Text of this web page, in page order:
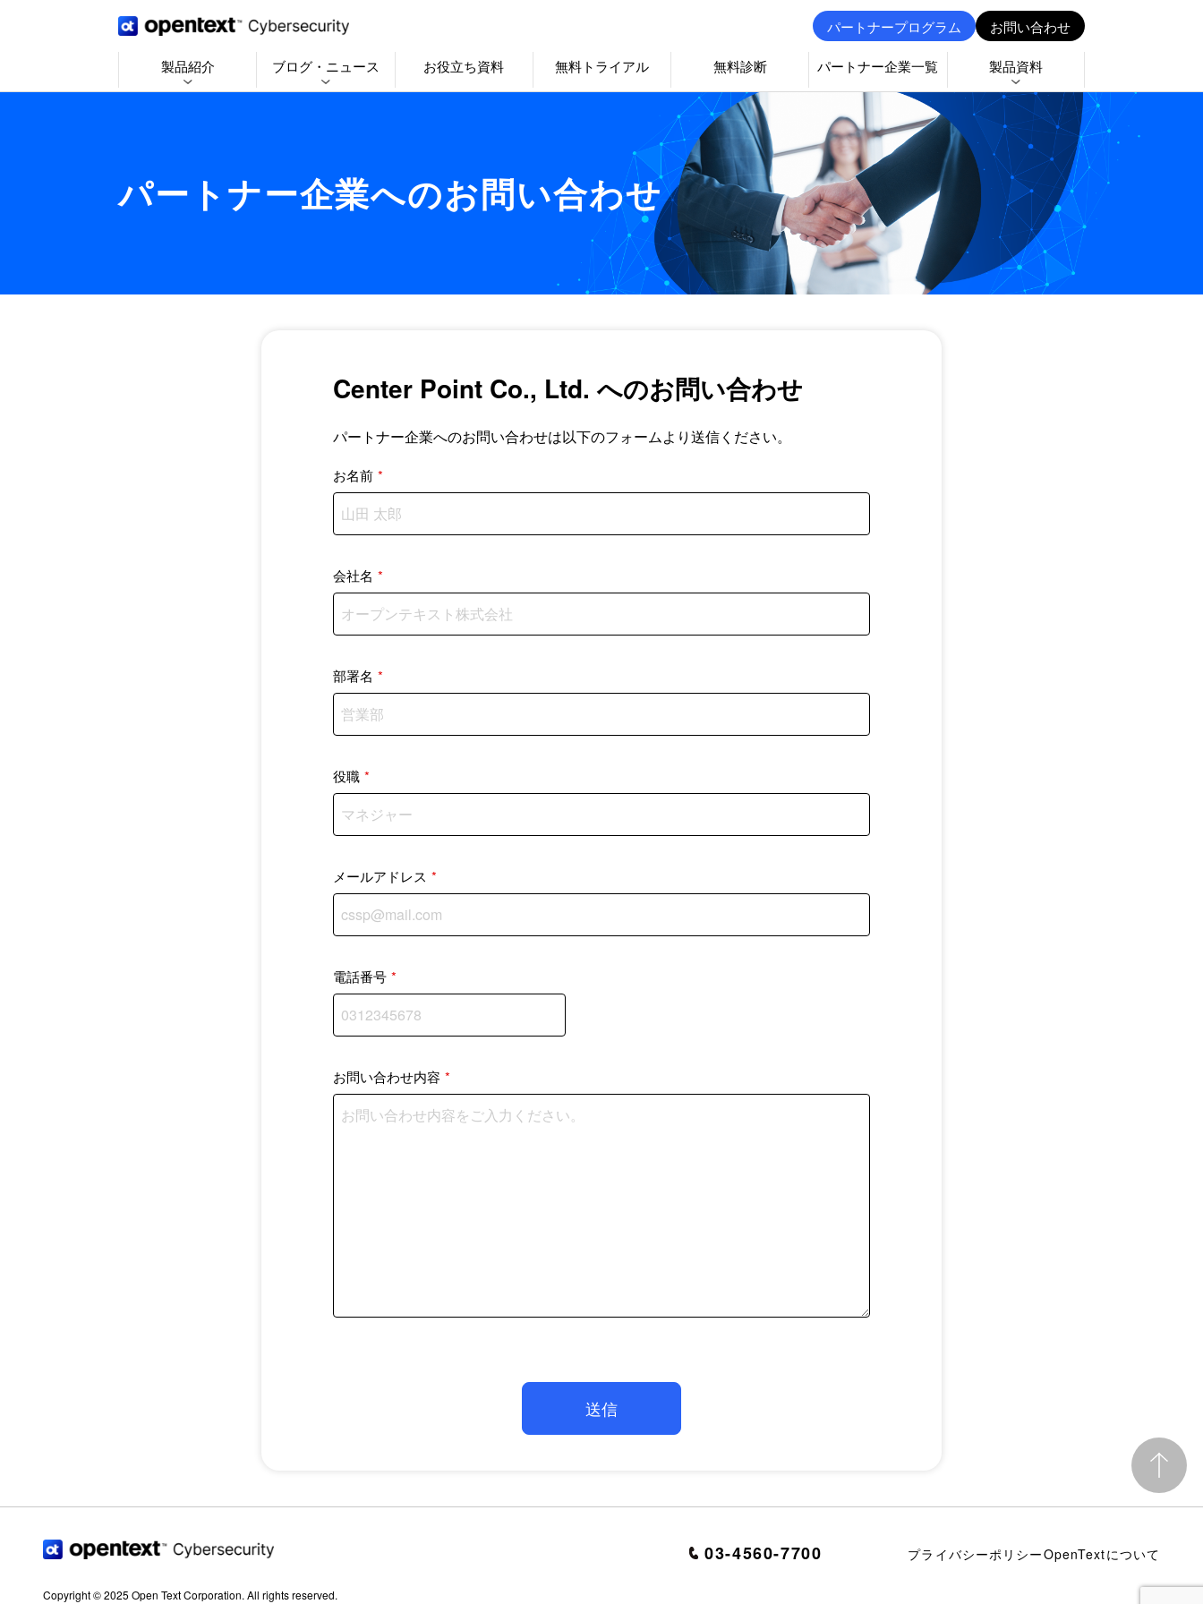
パートナープログラム お問い合わせ
製品紹介 ブログ・ニュース お役立ち資料 無料トライアル 無料診断 パートナー企業一覧 製品資料
パートナー企業へのお問い合わせ
Center Point Co., Ltd. へのお問い合わせ
パートナー企業へのお問い合わせは以下のフォームより送信ください。
お名前 *
会社名 *
部署名 *
役職 *
メールアドレス *
電話番号 *
お問い合わせ内容 *
03-4560-7700 プライバシーポリシーOpenTextについて
Copyright © 2025 Open Text Corporation. All rights reserved.